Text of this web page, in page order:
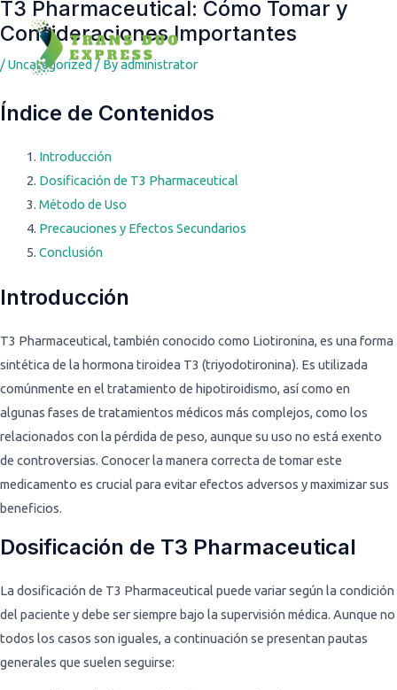
T3 Pharmaceutical: Cómo Tomar y
Consideraciones Importantes
/Uncategorized/ Byadministrator
Índice de Contenidos
Introducción
Dosificación de T3 Pharmaceutical
Método de Uso
Precauciones y Efectos Secundarios
Conclusión
Introducción
T3 Pharmaceutical, también conocido como Liotironina, es una forma
sintética de la hormona tiroidea T3 (triyodotironina). Es utilizada
comúnmente en el tratamiento de hipotiroidismo, así como en
algunas fases de tratamientos médicos más complejos, como los
relacionados con la pérdida de peso, aunque su uso no está exento
de controversias. Conocer la manera correcta de tomar este
medicamento es crucial para evitar efectos adversos y maximizar sus
beneficios.
Dosificación de T3 Pharmaceutical
La dosificación de T3 Pharmaceutical puede variar según la condición
del paciente y debe ser siempre bajo la supervisión médica. Aunque no
todos los casos son iguales, a continuación se presentan pautas
generales que suelen seguirse:
Post
navigation